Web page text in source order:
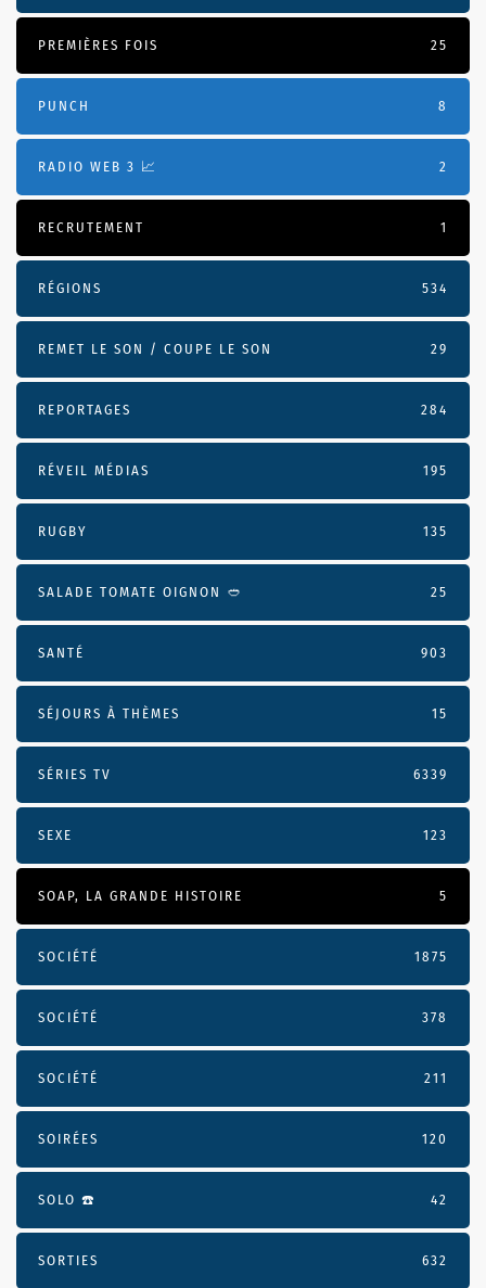
PREMIÈRES FOIS 25
PUNCH 8
RADIO WEB 3 📈 2
RECRUTEMENT 1
RÉGIONS 534
REMET LE SON / COUPE LE SON 29
REPORTAGES 284
RÉVEIL MÉDIAS 195
RUGBY 135
SALADE TOMATE OIGNON 🥙 25
SANTÉ 903
SÉJOURS À THÈMES 15
SÉRIES TV 6339
SEXE 123
SOAP, LA GRANDE HISTOIRE 5
SOCIÉTÉ 1875
SOCIÉTÉ 378
SOCIÉTÉ 211
SOIRÉES 120
SOLO ☎️ 42
SORTIES 632